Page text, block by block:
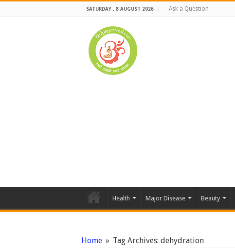
SATURDAY , 8 AUGUST 2026 Ask a Question
Health Major Disease Beauty
Home » Tag Archives: dehydration